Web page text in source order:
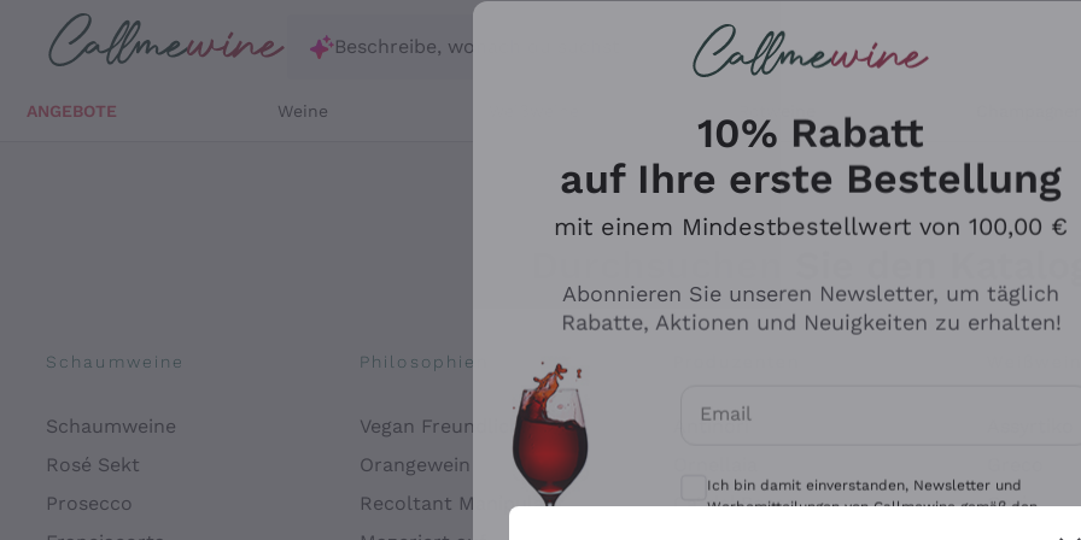
Zum Hauptinhalt springen
Beschreibe, wonach du suchst
ANGEBOTE Weine
Schaumweine
Schaumweine
Rosé Sekt
Prosecco
Philosophien
Vegan Freundlich
Orangewein
Recoltant Manipulant
Antinori
Ca' del Bosco
Gavi
10% Rabatt
auf Ihre erste Bestellung
mit einem Mindestbestellwert von 100,00 €
Abonnieren Sie unseren Newsletter, um täglich
Rabatte, Aktionen und Neuigkeiten zu erhalten!
Email
Optionale Einwilligungen zum Erhalt von
Ich bin damit einverstanden, Newsletter und
Werbemitteilungen von Callmewine gemäß den -